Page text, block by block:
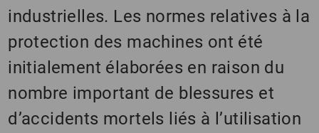
industrielles. Les normes relatives à la
protection des machines ont été
initialement élaborées en raison du
nombre important de blessures et
d’accidents mortels liés à l’utilisation